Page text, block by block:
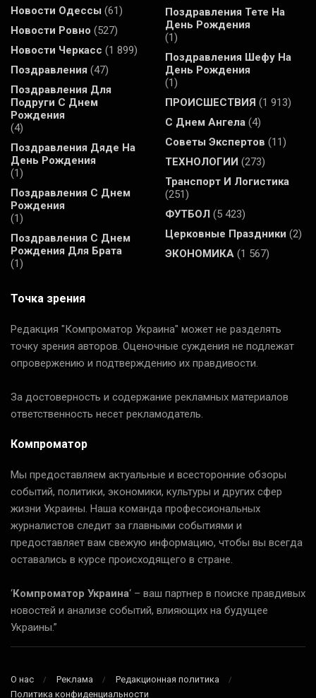
Новости Одессы (61)
Новости Ровно (527)
Новости Черкасс (1 899)
Поздравления (47)
Поздравления Для
Подруги С Днем
Рождения
(4)
Поздравления Дяде На
День Рождения
(1)
Поздравления С Днем
Рождения
(1)
Поздравления С Днем
Рождения Для Брата
(1)
Поздравления Тете На
День Рождения
(1)
Поздравления Шефу На
День Рождения
(1)
ПРОИСШЕСТВИЯ (1 913)
С Днем Ангела (4)
Советы Экспертов (11)
ТЕХНОЛОГИИ (273)
Транспорт И Логистика
(251)
ФУТБОЛ (5 423)
Церковные Праздники (2)
ЭКОНОМИКА (1 567)
Точка зрения
Редакция "Компроматор Украина" может не разделять
точку зрения авторов. Оценочные суждения не подлежат
опровержению и подтверждению их правдивости.
За достоверность и содержание рекламных материалов
ответственность несет рекламодатель.
Компроматор
Мы предоставляем актуальные и всесторонние обзоры
событий, политики, экономики, культуры и других сфер
жизни Украины. Наша команда профессиональных
журналистов следит за главными событиями и
предоставляет вам свежую информацию, чтобы вы всегда
оставались в курсе происходящего в стране.
‘Компроматор Украина‘ – ваш партнер в поиске правдивых
новостей и анализе событий, влияющих на будущее
Украины.”
О нас Реклама
Редакционная политика
Политика конфиденциальности